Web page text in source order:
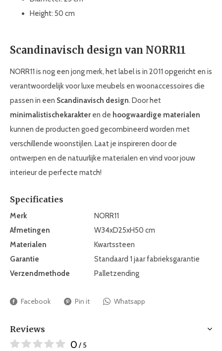
Height: 50 cm
Scandinavisch design van NORR11
NORR11 is nog een jong merk, het label is in 2011 opgericht en is
verantwoordelijk voor luxe meubels en woonaccessoires die
passen in een Scandinavisch design. Door het
minimalistische karakter en de hoogwaardige materialen
kunnen de producten goed gecombineerd worden met
verschillende woonstijlen. Laat je inspireren door de
ontwerpen en de natuurlijke materialen en vind voor jouw
interieur de perfecte match!
Specificaties
Merk
NORR11
Afmetingen
W34xD25xH50 cm
Materialen
Kwartssteen
Garantie
Standaard 1 jaar fabrieksgarantie
Verzendmethode
Palletzending
Facebook Pin it Whatsapp
Reviews
0 / 5